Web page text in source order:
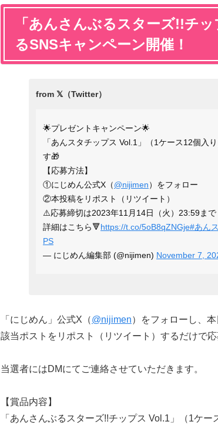
「あんさんぶるスターズ!!チ
るSNSキャンペーン開催！
🌟プレゼントキャンペーン🌟
「あんスタチップス Vol.1」（1ケース12個入
す🎁
【応募方法】
①にじめん公式X（@nijimen）をフォロー
②本投稿をリポスト（リツイート）
⚠️応募締切は2023年11月14日（火）23:59まで
詳細はこちら🔻https://t.co/5oB8qZNGje#あん
PS
— にじめん編集部 (@nijimen) November 7,
「にじめん」公式X（@nijimen）をフォローし、
該当ポストをリポスト（リツイート）するだけで応
当選者にはDMにてご連絡させていただきます。
【賞品内容】
「あんさんぶるスターズ!!チップス Vol.1」（1ケー